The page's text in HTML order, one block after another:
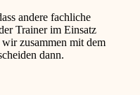
andere fachliche
Trainer im Einsatz
zusammen mit dem
dann.